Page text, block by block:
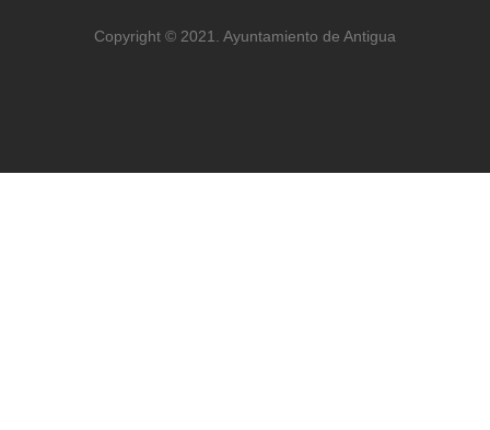
Copyright © 2021. Ayuntamiento de Antigua